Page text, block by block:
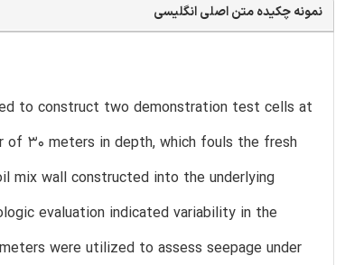
نمونه چکیده متن اصلی انگلیسی
to construct two demonstration test cells at
of 30 meters in depth, which fouls the fresh
mix wall constructed into the underlying
evaluation indicated variability in the
were utilized to assess seepage under